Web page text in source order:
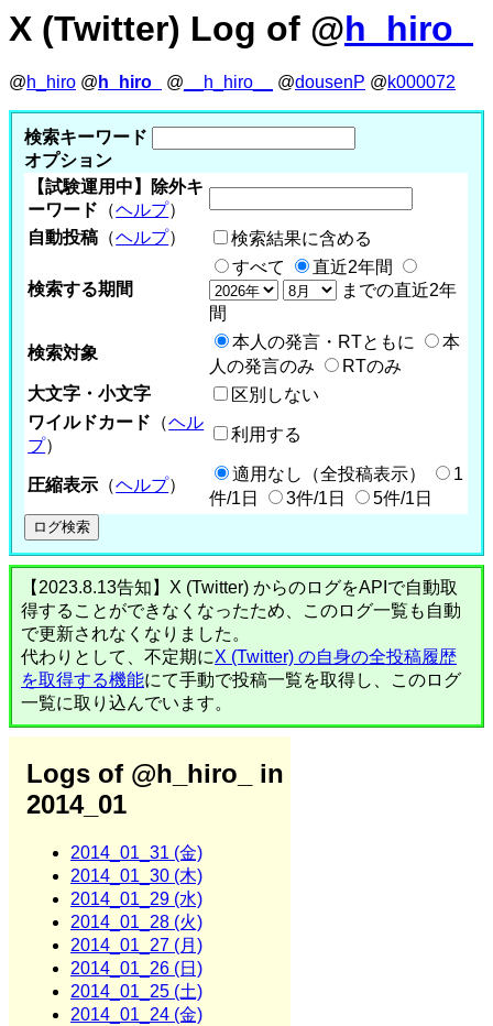
X (Twitter) Log of @h_hiro_
@h_hiro @ h_hiro_ @ __h_hiro__ @dousenP @k000072
検索キーワード
オプション
【試験運用中】除外キ
ーワード （ヘルプ）
自動投稿 （ヘルプ） 検索結果に含める
検索する期間
すべて
直近2年間
までの直近2年
間
検索対象
本人の発言・RTともに
本
人の発言のみ
RTのみ
大文字・小文字
区別しない
ワイルドカード （ヘル
プ）
利用する
圧縮表示 （ヘルプ）
適用なし（全投稿表示）
1
件/1日
3件/1日 5件/1日
【2023.8.13告知】X (Twitter) からのログをAPIで自動取
得することができなくなったため、このログ一覧も自動
で更新されなくなりました。
代わりとして、不定期にX (Twitter) の自身の全投稿履歴
を取得する機能にて手動で投稿一覧を取得し、このログ
一覧に取り込んでいます。
Logs of @h_hiro_ in
2014_01
2014_01_31 (金)
2014_01_30 (木)
2014_01_29 (水)
2014_01_28 (火)
2014_01_27 (月)
2014_01_26 (日)
2014_01_25 (土)
2014_01_24 (金)